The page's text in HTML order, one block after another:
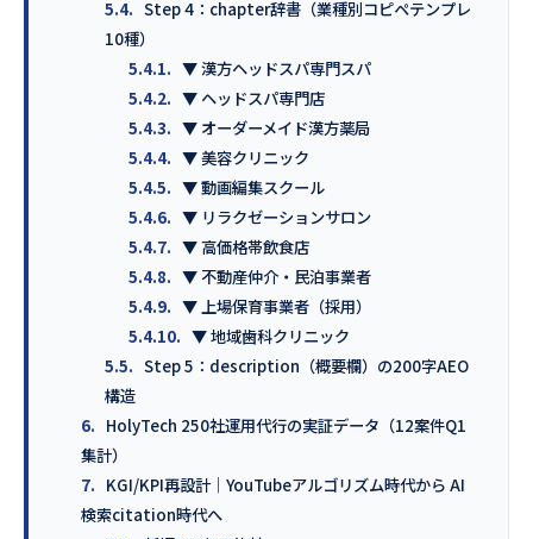
5.4. Step 4：chapter辞書（業種別コピペテンプレ
10種）
5.4.1. ▼ 漢方ヘッドスパ専門スパ
5.4.2. ▼ ヘッドスパ専門店
5.4.3. ▼ オーダーメイド漢方薬局
5.4.4. ▼ 美容クリニック
5.4.5. ▼ 動画編集スクール
5.4.6. ▼ リラクゼーションサロン
5.4.7. ▼ 高価格帯飲食店
5.4.8. ▼ 不動産仲介・民泊事業者
5.4.9. ▼ 上場保育事業者（採用）
5.4.10. ▼ 地域歯科クリニック
5.5. Step 5：description（概要欄）の200字AEO
構造
6. HolyTech 250社運用代行の実証データ（12案件Q1
集計）
7. KGI/KPI再設計｜YouTubeアルゴリズム時代から AI
検索citation時代へ